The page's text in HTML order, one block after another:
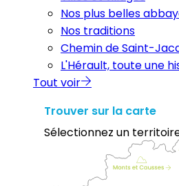
Nos plus belles
Nos traditions
Chemin de Saint-
L'Hérault, toute une
Tout voir
Trouver sur la carte
Sélectionnez un